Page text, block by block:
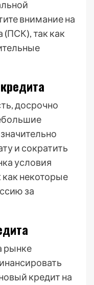
внимание на
(ПСК), так как
досрочно
и сократить
условия
как некоторые
за
рынке
кредит на